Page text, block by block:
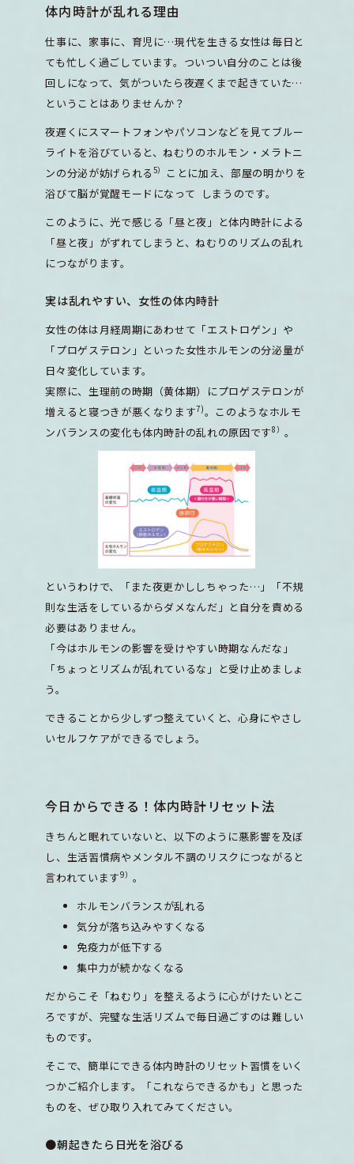
体内時計が乱れる理由
仕事に、家事に、育児に…現代を生きる女性は毎日と
ても忙しく過ごしています。ついつい自分のことは後
回しになって、気がついたら夜遅くまで起きていた…
ということはありませんか？
夜遅くにスマートフォンやパソコンなどを見てブルー
ライトを浴びていると、ねむりのホルモン・メラトニ
ンの分泌が妨げられる 5）
ことに加え、部屋の明かりを
浴びて脳が覚醒モードになって しまうのです。
このように、光で感じる「昼と夜」と体内時計による
「昼と夜」がずれてしまうと、ねむりのリズムの乱れ
につながります。
実は乱れやすい、女性の体内時計
女性の体は月経周期にあわせて「エストロゲン」や
「プロゲステロン」といった女性ホルモンの分泌量が
日々変化しています。
実際に、生理前の時期（黄体期）にプロゲステロンが
増えると寝つきが悪くなります7)。このようなホルモ
ンバランスの変化も体内時計の乱れの原因です8） 。
というわけで、「また夜更かししちゃった…」「不規
則な生活をしているからダメなんだ」と自分を責める
必要はありません。
「今はホルモンの影響を受けやすい時期なんだな」
「ちょっとリズムが乱れているな」と受け止めましょ
う。
できることから少しずつ整えていくと、心身にやさし
いセルフケアができるでしょう。
今日からできる！体内時計リセット法
きちんと眠れていないと、以下のように悪影響を及ぼ
し、生活習慣病やメンタル不調のリスクにつながると
言われています9） 。
ホルモンバランスが乱れる
気分が落ち込みやすくなる
免疫力が低下する
集中力が続かなくなる
だからこそ「ねむり」を整えるように心がけたいとこ
ろですが、完璧な生活リズムで毎日過ごすのは難しい
ものです。
そこで、簡単にできる体内時計のリセット習慣をいく
つかご紹介します。「これならできるかも」と思った
ものを、ぜひ取り入れてみてください。
●朝起きたら日光を浴びる